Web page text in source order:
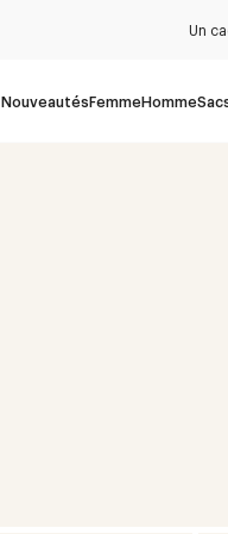
Un
NouveautésFemmeHomme